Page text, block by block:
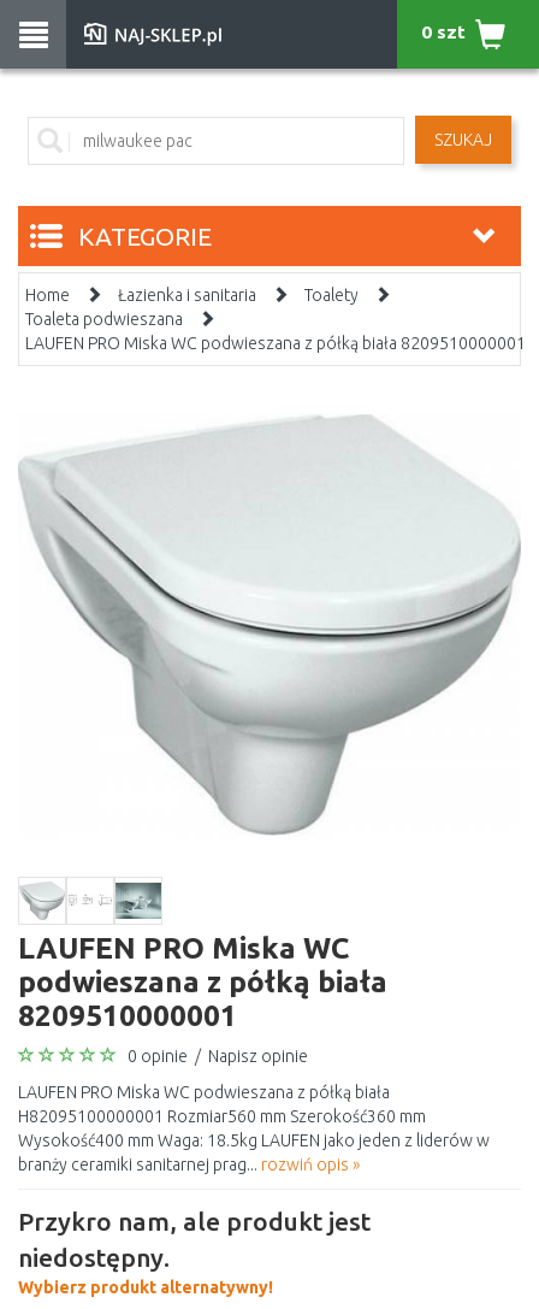
SZUKAJ
0 szt
KATEGORIE
Home Łazienka i sanitaria
Toalety
Toaleta podwieszana
LAUFEN PRO Miska WC podwieszana z półką biała 8209510000001
LAUFEN PRO Miska WC
podwieszana z półką biała
8209510000001
0 opinie / Napisz opinie
LAUFEN PRO Miska WC podwieszana z półką biała
H82095100000001 Rozmiar560 mm Szerokość360 mm
Wysokość400 mm Waga: 18.5kg LAUFEN jako jeden z liderów w
branży ceramiki sanitarnej prag... rozwiń opis »
Przykro nam, ale produkt jest
niedostępny.
Wybierz produkt alternatywny!